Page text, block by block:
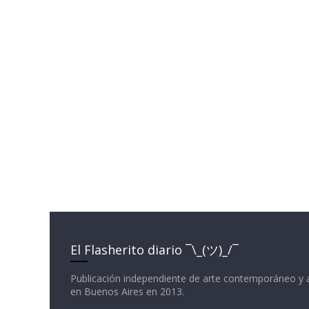
El Flasherito diario ¯\_(ツ)_/¯
Publicación independiente de arte contemporáneo y
en Buenos Aires en 2013.